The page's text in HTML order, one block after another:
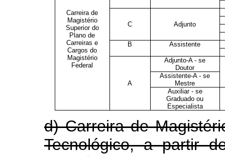
Carreira de
Magistério
Superior do
Plano de
Carreiras e
Cargos do
Magistério
Federal
C Adjunto
B Assistente
A
Adjunto-A - se
Doutor
Assistente-A - se
Mestre
Auxiliar - se
Graduado ou
Especialista
d) Carreira de
Tecnológico, a